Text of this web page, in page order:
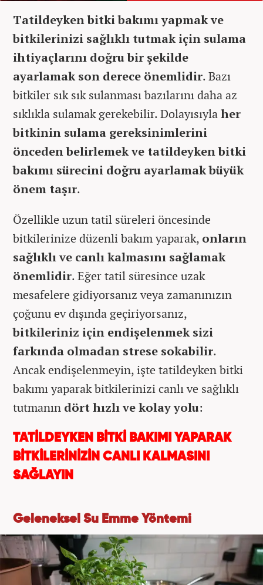
Tatildeyken bitki bakımı yapmak ve
bitkilerinizi sağlıklı tutmak için sulama
ihtiyaçlarını doğru bir şekilde
ayarlamak son derece önemlidir. Bazı
bitkiler sık sık sulanması bazılarını daha az
sıklıkla sulamak gerekebilir. Dolayısıylaher
bitkinin sulama gereksinimlerini
önceden belirlemek ve tatildeyken bitki
bakımı sürecini doğru ayarlamak büyük
önem taşır.
Özellikle uzun tatil süreleri öncesinde
bitkilerinize düzenli bakım yaparak, onların
sağlıklı ve canlı kalmasını sağlamak
önemlidir. Eğer tatil süresince uzak
mesafelere gidiyorsanız veya zamanınızın
çoğunu ev dışında geçiriyorsanız,
bitkileriniz için endişelenmek sizi
farkında olmadan strese sokabilir.
Ancak endişelenmeyin, işte tatildeyken bitki
bakımı yaparak bitkilerinizi canlı ve sağlıklı
tutmanın dört hızlı ve kolay yolu:
TATİLDEYKEN BİTKİ BAKIMI YAPARAK
BİTKİLERİNİZİN CANLI KALMASINI
SAĞLAYIN
Geleneksel Su Emme Yöntemi